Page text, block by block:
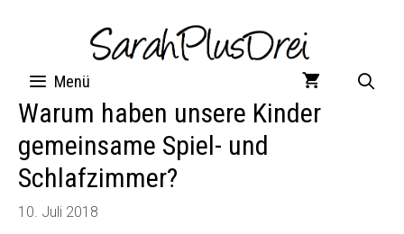
Menü
Warum haben unsere Kinder
gemeinsame Spiel- und
Schlafzimmer?
10. Juli 2018